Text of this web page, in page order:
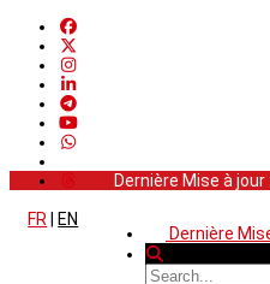
Dernière
Dernière Mise à
FR
EN